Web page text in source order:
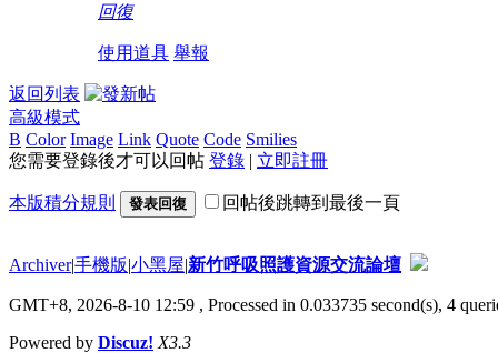
回復
使用道具 舉報
返回列表
高級模式
B Color Image Link Quote Code Smilies
您需要登錄後才可以回帖 登錄 | 立即註冊
本版積分規則 發表回復 回帖後跳轉到最後一頁
Archiver|手機版|小黑屋|新竹呼吸照護資源交流論壇
GMT+8, 2026-8-10 12:59 , Processed in 0.033735 second(s), 4
Powered by Discuz! X3.3